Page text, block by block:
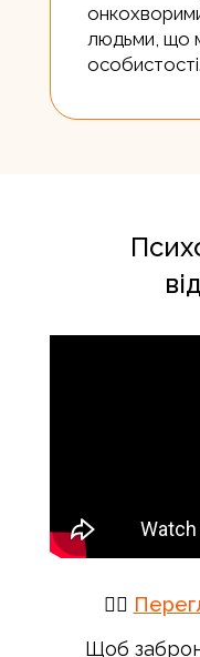
людьми, що
особистості.
👉🏻
Щоб